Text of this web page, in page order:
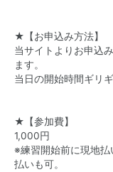
★【お申込み方法】
当サイトよりお申込
ます。
当日の開始時間ギリ
★【参加費】
1,000円
※練習開始前に現地
払いも可。